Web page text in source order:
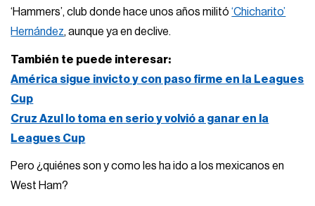
‘Hammers’, club donde hace unos años militó‘Chicharito’
Hernández, aunque ya en declive.
También te puede interesar:
América sigue invicto y con paso firme en la Leagues
Cup
Cruz Azul lo toma en serio y volvió a ganar en la
Leagues Cup
Pero ¿quiénes son y como les ha ido a los mexicanos en
West Ham?